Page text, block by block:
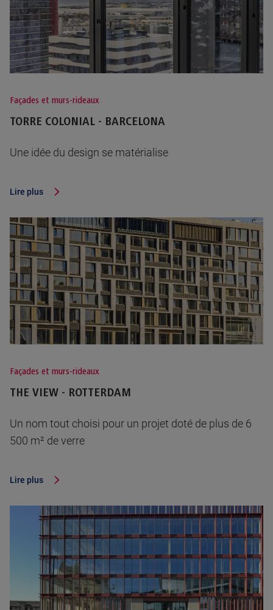
Façades et murs-rideaux
TORRE COLONIAL - BARCELONA
Une idée du design se matérialise
Lire plus
Façades et murs-rideaux
THE VIEW - ROTTERDAM
Un nom tout choisi pour un projet doté de plus de 6
500 m² de verre
Lire plus